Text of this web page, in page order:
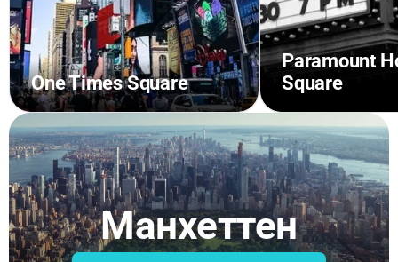
One Times Square
Paramount
Square
Манхеттен